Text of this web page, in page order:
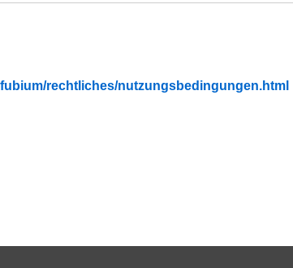
rechtliches/nutzungsbedingungen.html